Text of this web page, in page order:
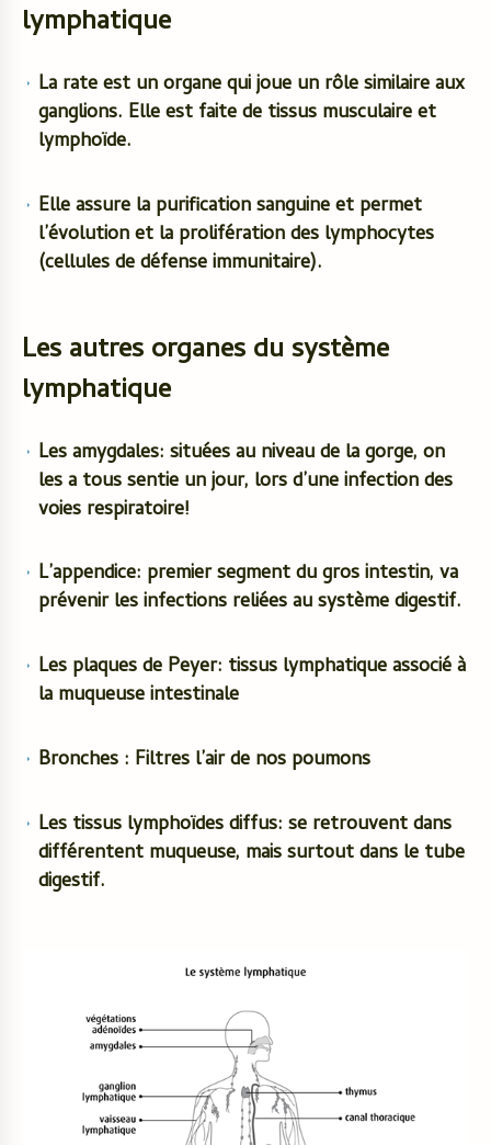
lymphatique
La rate est un organe qui joue un rôle similaire aux
ganglions. Elle est faite de tissus musculaire et
lymphoïde.
Elle assure la purification sanguine et permet
l’évolution et la prolifération des lymphocytes
(cellules de défense immunitaire).
Les autres organes du système
lymphatique
Les amygdales: situées au niveau de la gorge, on
les a tous sentie un jour, lors d’une infection des
voies respiratoire!
L’appendice: premier segment du gros intestin, va
prévenir les infections reliées au système digestif.
Les plaques de Peyer: tissus lymphatique associé à
la muqueuse intestinale
Bronches : Filtres l’air de nos poumons
Les tissus lymphoïdes diffus: se retrouvent dans
différentent muqueuse, mais surtout dans le tube
digestif.